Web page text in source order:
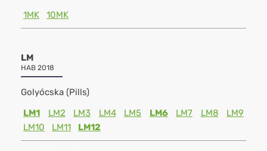
1MK
10MK
LM
HAB 2018
Golyócska (Pills)
LM1
LM2 LM3 LM4 LM5 LM6 LM7 LM8
LM9
LM10
LM11 LM12